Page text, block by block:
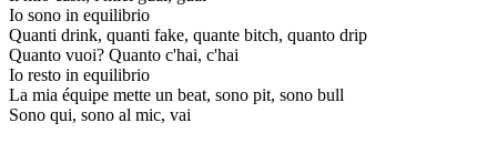
Io sono in equilibrio
Quanti drink, quanti fake, quante bitch, quanto drip
Quanto vuoi? Quanto c'hai, c'hai
Io resto in equilibrio
La mia équipe mette un beat, sono pit, sono bull
Sono qui, sono al mic, vai